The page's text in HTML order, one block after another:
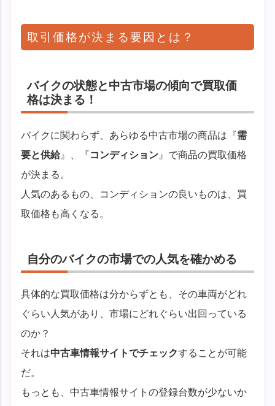
取引価格が決まる要因とは？
バイクの状態と中古市場の傾向で買取価
格は決まる！
バイクに関わらず、あらゆる中古市場の商品は『需
要と供給』、『コンディション 』で商品の買取価格
が決まる。
人気のあるもの、コンディションの良いものは、買
取価格も高くなる。
自分のバイクの市場での人気を確かめる
具体的な買取価格は分からずとも、その車両がどれ
ぐらい人気があり、市場にどれぐらい出回っている
のか？
それは中古車情報サイトでチェックすることが可能
だ。
もっとも、中古車情報サイトの登録台数が少ないか